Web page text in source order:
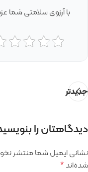
با آرزوی سلامتی شما
جدیدتر
دیدگاهتان را
نشانی ایمیل شما منتشر
شده‌اند*